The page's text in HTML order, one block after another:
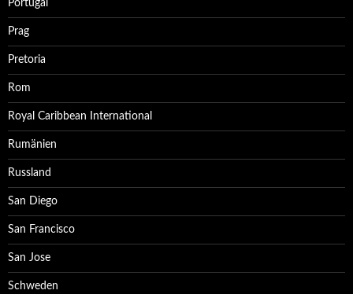
Portugal
Prag
Pretoria
Rom
Royal Caribbean International
Rumänien
Russland
San Diego
San Francisco
San Jose
Schweden